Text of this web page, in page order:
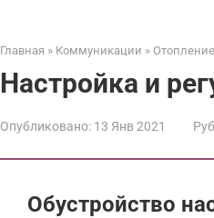
Главная » Коммуникации » Отопление
Настройка и
Опубликовано: 13 Янв 2021
Обустройство